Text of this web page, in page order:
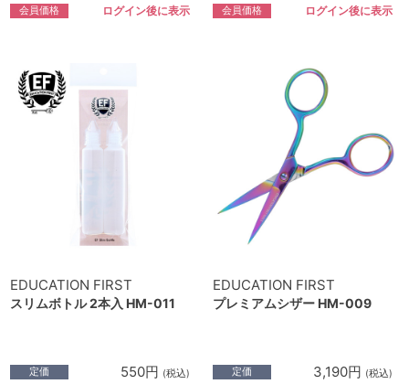
会員価格 ログイン後に表示 会員価格 ログイン後に表示
EDUCATION FIRST
スリムボトル 2本入 HM-011
定価 550円 (税込)
EDUCATION FIRST
プレミアムシザー HM-009
定価 3,190円 (税込)